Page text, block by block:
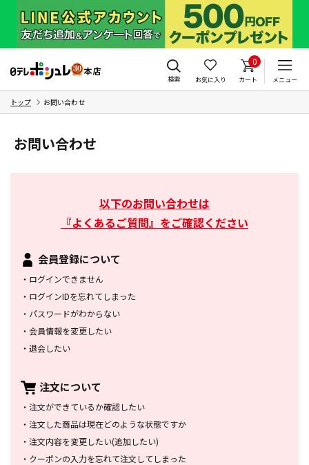
検索 お気に入り
0
カート メニュー
トップ お問い合わせ
お問い合わせ
以下のお問い合わせは
『よくあるご質問』をご確認ください
会員登録について
・ ログインできません
・ ログインIDを忘れてしまった
・ パスワードがわからない
・ 会員情報を変更したい
・ 退会したい
注文について
・ 注文ができているか確認したい
・ 注文した商品は現在どのような状態ですか
・ 注文内容を変更したい(追加したい)
・ クーポンの入力を忘れて注文してしまった